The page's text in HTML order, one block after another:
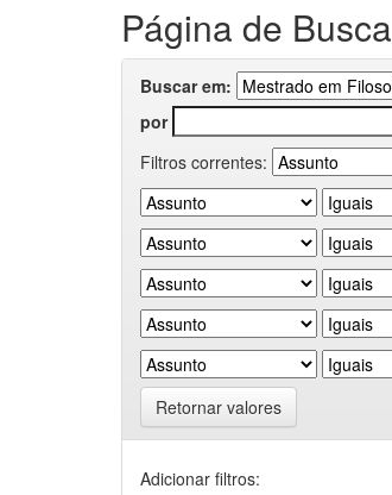
Página de Busca
Buscar em:
por
Filtros correntes:
Retornar valores
Adicionar filtros: